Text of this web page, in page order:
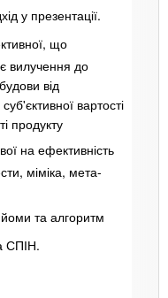
у презентації.
що
вилучення до
від
вартості
продукту
на ефективність
міміка, мета-
та алгоритм
СПІН.